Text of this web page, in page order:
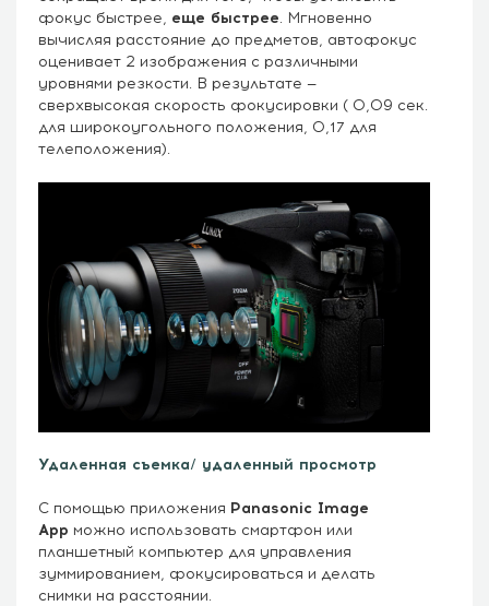
фокус быстрее, еще быстрее. Мгновенно
вычисляя расстояние до предметов, автофокус
оценивает 2 изображения с различными
уровнями резкости. В результате —
сверхвысокая скорость фокусировки ( 0,09 сек.
для широкоугольного положения, 0,17 для
телеположения).
Удаленная съемка/ удаленный просмотр
С помощью приложения Panasonic Image
App можно использовать смартфон или
планшетный компьютер для управления
зуммированием, фокусироваться и делать
снимки на расстоянии.